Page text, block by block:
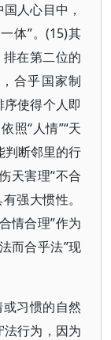
人心目中，
体”。(15)其
在第二位的
合乎国家制
使得个人即
照“人情”“天
判断邻里的行
天害理’‘不合
强大惯性。
情合理”作为
而合乎法”现
习惯的自然
行为，因为